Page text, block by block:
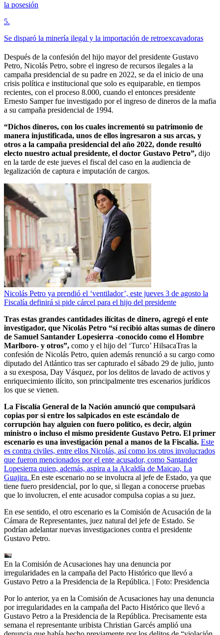
la posesión
5.
Se disparó la minería ilegal y la importación de retroexcavadoras
Después de la confesión del hijo mayor del presidente Gustavo
Petro, Nicolás Petro, sobre el ingreso de recursos ilegales a la
campaña presidencial de su padre en 2022, se da el inicio de una
crisis política e institucional que solo es equiparable, en tiempos
recientes, con el proceso 8.000, cuando el entonces presidente
Ernesto Samper fue investigado por el ingreso de dineros de la mafia
a su campaña presidencial de 1994.
“Dichos dineros, con los cuales incrementó su patrimonio de
manera injustificada, unos de ellos ingresaron a sus arcas, y
otros a la campaña presidencial del año 2022, donde resultó
electo nuestro actual presidente, el doctor Gustavo Petro”, dijo
en la tarde de este jueves el fiscal del caso en la audiencia de
legalización de captura e imputación de cargos.
Nicolás Petro ya prendió el ‘ventilador’, este jueves 3 de agosto la
Fiscalía definirá si pide cárcel para el hijo del presidente
Tras estas grandes cantidades ilícitas de dinero, agregó el ente
investigador, que Nicolás Petro “sí recibió altas sumas de dinero
de Samuel Santander Lopesierra -conocido como el Hombre
Marlboro- y otros”, como y el hijo del ‘Turco’ HilsacaTras la
confesión de Nicolás Petro, quien además renunció a su cargo como
diputado del Atlántico tras ser capturado el sábado 29 de julio, junto
a su exesposa, Day Vásquez, por los delitos de lavado de activos y
enriquecimiento ilícito, son principalmente tres escenarios jurídicos
los que se vienen.
La Fiscalía General de la Nación anunció que compulsará
copias por si entre los salpicados en este escándalo de
corrupción hay alguien con fuero político, es decir, algún
ministro o incluso el mismo presidente Gustavo Petro. El primer
escenario es una investigación penal a manos de la Fiscalía. Este
es contra civiles, entre ellos Nicolás, así como los otros involucrados
que fueron mencionados por el ente acusador, como Santander
Lopesierra quien, además, aspira a la Alcaldía de Maicao, La
Guajira. En este escenario no se involucra al jefe de Estado, ya que
tiene fuero presidencial, por lo que, si llegan a conocerse pruebas
que lo involucren, el ente acusador compulsa copias a su juez.
En ese sentido, el otro escenario es la Comisión de Acusación de la
Cámara de Representantes, juez natural del jefe de Estado. Se
podrían adelantar nuevas investigaciones contra el presidente
Gustavo Petro.
En la Comisión de Acusaciones hay una denuncia por
irregularidades en la campaña del Pacto Histórico que llevó a
Gustavo Petro a la Presidencia de la República. | Foto: Presidencia
Por lo anterior, ya en la Comisión de Acusaciones hay una denuncia
por irregularidades en la campaña del Pacto Histórico que llevó a
Gustavo Petro a la Presidencia de la República. Precisamente esta
semana el representante uribista Christian Garcés amplió una